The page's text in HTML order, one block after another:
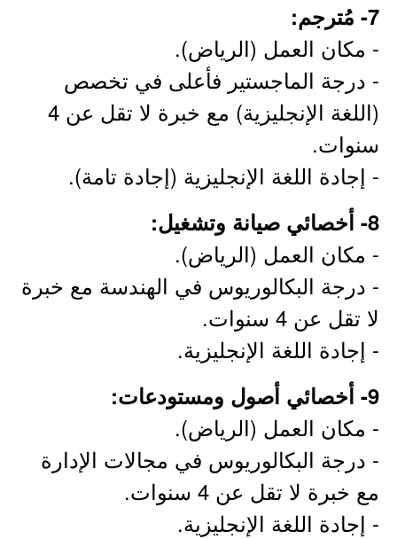
7- مُترجم:
- مكان العمل (الرياض).
- درجة الماجستير فأعلى في تخصص
(اللغة الإنجليزية) مع خبرة لا تقل عن 4
سنوات.
- إجادة اللغة الإنجليزية (إجادة تامة).
8- أخصائي صيانة وتشغيل:
- مكان العمل (الرياض).
- درجة البكالوريوس في الهندسة مع خبرة
لا تقل عن 4 سنوات.
- إجادة اللغة الإنجليزية.
9- أخصائي أصول ومستودعات:
- مكان العمل (الرياض).
- درجة البكالوريوس في مجالات الإدارة
مع خبرة لا تقل عن 4 سنوات.
- إجادة اللغة الإنجليزية.